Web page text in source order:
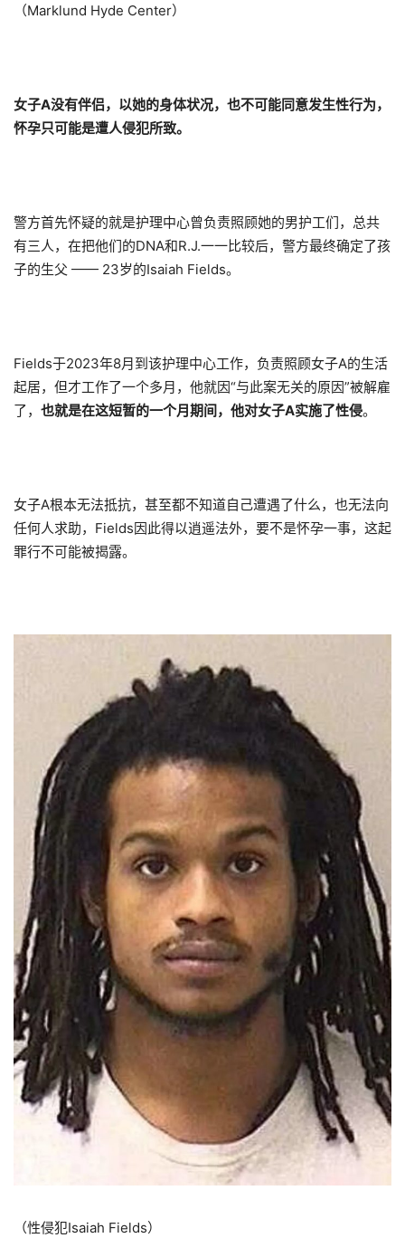
（Marklund Hyde Center）
女子A没有伴侣，以她的身体状况，也不可能同意发生性行为，
怀孕只可能是遭人侵犯所致。
警方首先怀疑的就是护理中心曾负责照顾她的男护工们，总共
有三人，在把他们的DNA和R.J.一一比较后，警方最终确定了孩
子的生父 —— 23岁的Isaiah Fields。
Fields于2023年8月到该护理中心工作，负责照顾女子A的生活
起居，但才工作了一个多月，他就因“与此案无关的原因”被解雇
了， 也就是在这短暂的一个月期间，他对女子A实施了性侵。
女子A根本无法抵抗，甚至都不知道自己遭遇了什么，也无法向
任何人求助，Fields因此得以逍遥法外，要不是怀孕一事，这起
罪行不可能被揭露。
（性侵犯Isaiah Fields）